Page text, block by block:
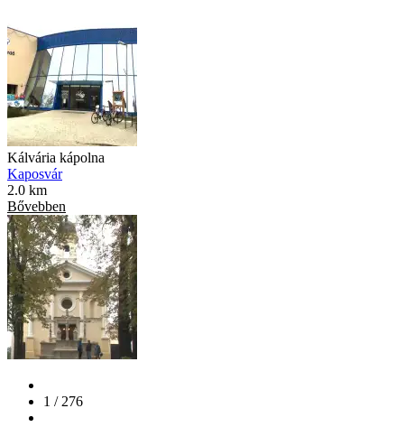
Kálvária kápolna
Kaposvár
2.0 km
Bővebben
1 / 276